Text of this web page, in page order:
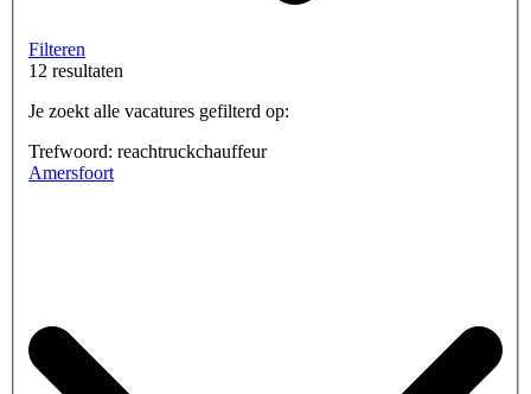
Filteren
12 resultaten
Je zoekt alle vacatures gefilterd op:
Trefwoord: reachtruckchauffeur
Amersfoort